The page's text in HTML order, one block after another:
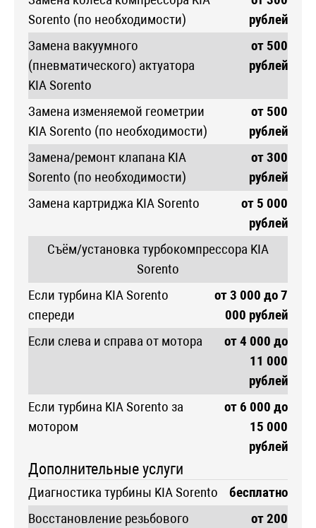
Sorento (по необходимости)
рублей
Замена вакуумного
(пневматического) актуатора
KIA Sorento
от 500
рублей
Замена изменяемой геометрии
KIA Sorento (по необходимости)
от 500
рублей
Замена/ремонт клапана KIA
Sorento (по необходимости)
от 300
рублей
Замена картриджа KIA Sorento
от 5 000
рублей
Съём/установка турбокомпрессора KIA
Sorento
Если турбина KIA Sorento
спереди
от 3 000 до 7
000 рублей
Если слева и справа от мотора
от 4 000 до
11 000
рублей
Если турбина KIA Sorento за
мотором
от 6 000 до
15 000
рублей
Дополнительные услуги
Диагностика турбины KIA Sorento
бесплатно
Восстановление резьбового
от 200